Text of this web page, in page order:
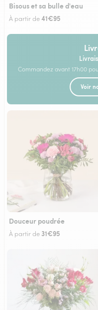
Bisous et sa bulle d'eau
À partir de41€95
Commandez avant 17h00
Voir
Douceur poudrée
À partir de 31€95